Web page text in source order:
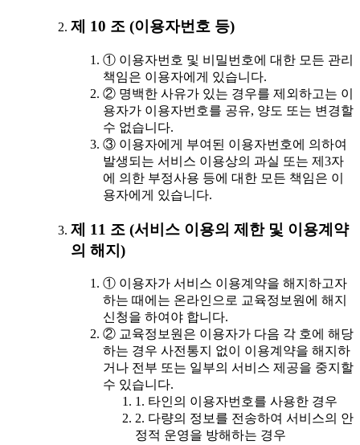
제 10 조 (이용자번호 등)
① 이용자번호 및 비밀번호에 대한 모든 관리
책임은 이용자에게 있습니다.
② 명백한 사유가 있는 경우를 제외하고는 이
용자가 이용자번호를 공유, 양도 또는 변경할
수 없습니다.
③ 이용자에게 부여된 이용자번호에 의하여
발생되는 서비스 이용상의 과실 또는 제3자
에 의한 부정사용 등에 대한 모든 책임은 이
용자에게 있습니다.
제 11 조 (서비스 이용의 제한 및 이용계약
의 해지)
① 이용자가 서비스 이용계약을 해지하고자
하는 때에는 온라인으로 교육정보원에 해지
신청을 하여야 합니다.
② 교육정보원은 이용자가 다음 각 호에 해당
하는 경우 사전통지 없이 이용계약을 해지하
거나 전부 또는 일부의 서비스 제공을 중지할
수 있습니다.
1. 타인의 이용자번호를 사용한 경우
2. 다량의 정보를 전송하여 서비스의 안
정적 운영을 방해하는 경우